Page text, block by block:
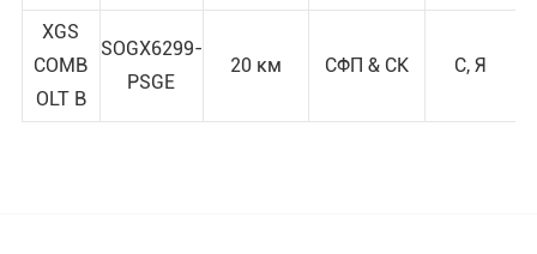
XGS
COMB
OLT B
SOGX6299-
PSGE
20 км СФП & СК С, Я